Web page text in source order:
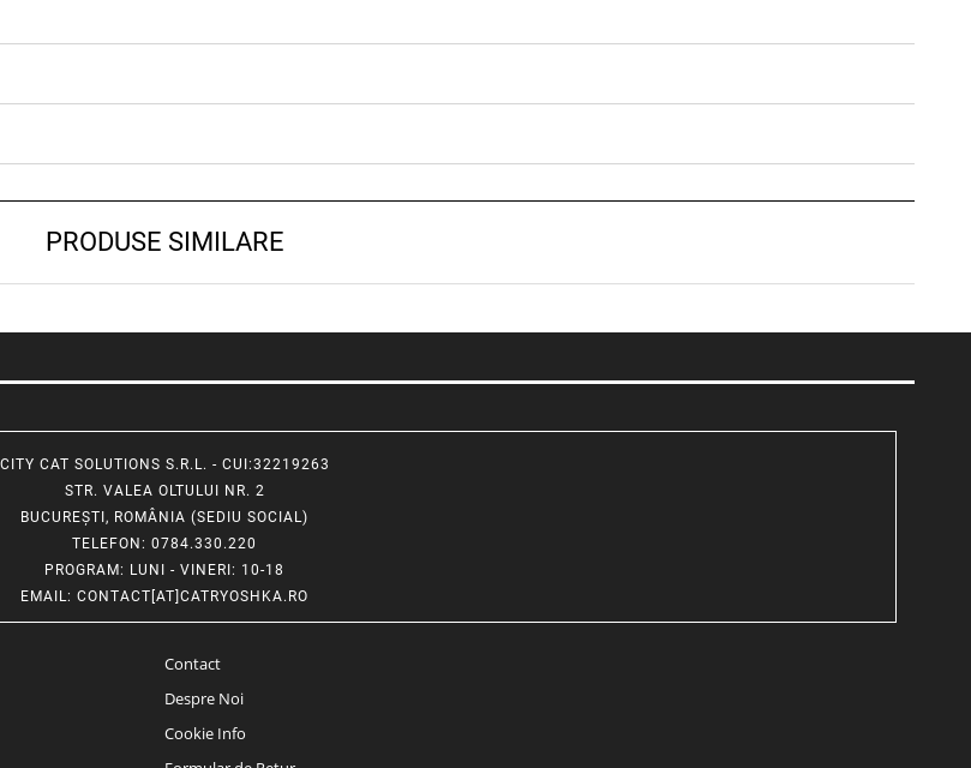
PRODUSE SIMILARE
CITY CAT SOLUTIONS S.R.L. - CUI:32219263
STR. VALEA OLTULUI NR. 2
BUCUREȘTI, ROMÂNIA (SEDIU SOCIAL)
TELEFON : 0784.330.220
PROGRAM: LUNI - VINERI: 10-18
EMAIL: CONTACT[AT]CATRYOSHKA.RO
Contact
Despre Noi
Cookie Info